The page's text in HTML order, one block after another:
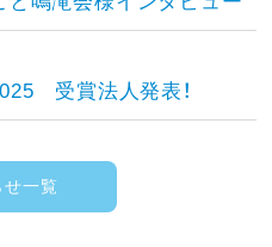
受賞法人発表！
せ一覧